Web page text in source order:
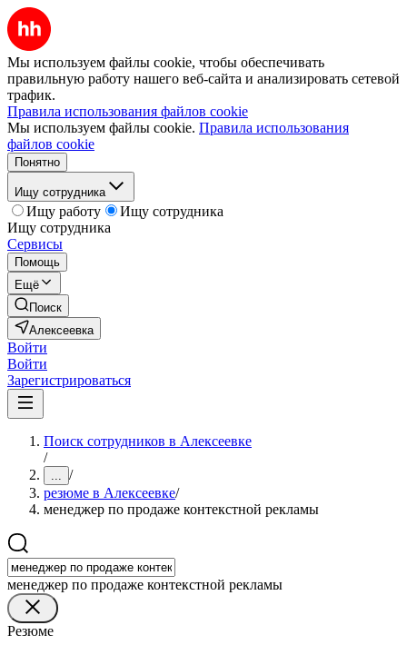
Мы используем файлы cookie, чтобы обеспечивать
правильную работу нашего веб-сайта и анализировать сетевой
трафик.
Правила использования файлов cookie
Мы используем файлы cookie. Правила использования
файлов cookie
Понятно
Ищу сотрудника
Ищу работу
Ищу сотрудника
Ищу сотрудника
Сервисы
Помощь
Ещё
Поиск
Алексеевка
Войти
Войти
Зарегистрироваться
Поиск сотрудников в Алексеевке
/
... /
резюме в Алексеевке/
менеджер по продаже контекстной рекламы
менеджер по продаже контекстной рекламы
Резюме